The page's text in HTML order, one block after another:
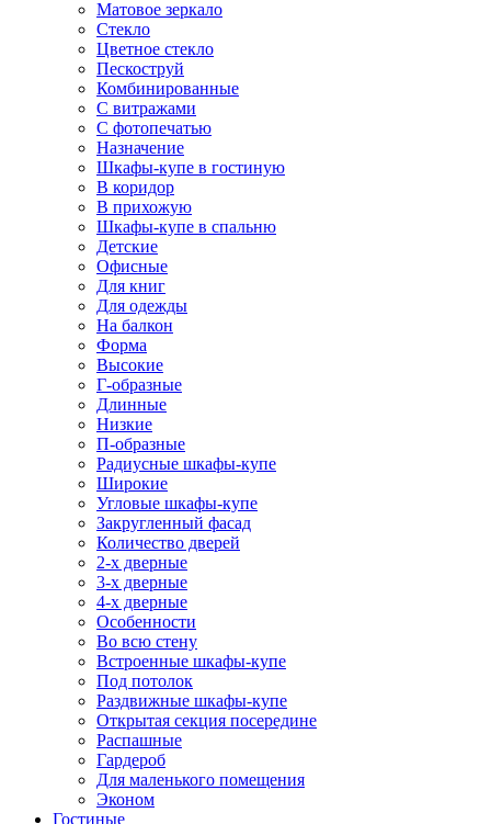
Матовое зеркало
Стекло
Цветное стекло
Пескоструй
Комбинированные
С витражами
С фотопечатью
Назначение
Шкафы-купе в гостиную
В коридор
В прихожую
Шкафы-купе в спальню
Детские
Офисные
Для книг
Для одежды
На балкон
Форма
Высокие
Г-образные
Длинные
Низкие
П-образные
Радиусные шкафы-купе
Широкие
Угловые шкафы-купе
Закругленный фасад
Количество дверей
2-х дверные
3-х дверные
4-х дверные
Особенности
Во всю стену
Встроенные шкафы-купе
Под потолок
Раздвижные шкафы-купе
Открытая секция посередине
Распашные
Гардероб
Для маленького помещения
Эконом
Гостиные